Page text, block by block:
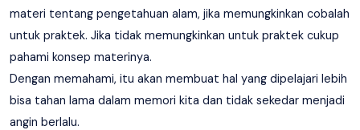
materi tentang pengetahuan alam, jika memungkinkan cobalah
untuk praktek. Jika tidak memungkinkan untuk praktek cukup
pahami konsep materinya.
Dengan memahami, itu akan membuat hal yang dipelajari lebih
bisa tahan lama dalam memori kita dan tidak sekedar menjadi
angin berlalu.